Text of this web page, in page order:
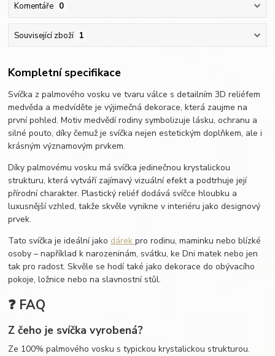
Komentáře 0
Související zboží 1
Kompletní specifikace
Svíčka z palmového vosku ve tvaru válce s detailním 3D reliéfem
medvěda a medvíděte je výjimečná dekorace, která zaujme na
první pohled. Motiv medvědí rodiny symbolizuje lásku, ochranu a
silné pouto, díky čemuž je svíčka nejen estetickým doplňkem, ale i
krásným významovým prvkem.
Díky palmovému vosku má svíčka jedinečnou krystalickou
strukturu, která vytváří zajímavý vizuální efekt a podtrhuje její
přírodní charakter. Plastický reliéf dodává svíčce hloubku a
luxusnější vzhled, takže skvěle vynikne v interiéru jako designový
prvek.
Tato svíčka je ideální jako dárekpro rodinu, maminku nebo blízké
osoby – například k narozeninám, svátku, ke Dni matek nebo jen
tak pro radost. Skvěle se hodí také jako dekorace do obývacího
pokoje, ložnice nebo na slavnostní stůl.
❓ FAQ
Z čeho je svíčka vyrobená?
Ze 100% palmového vosku s typickou krystalickou strukturou.